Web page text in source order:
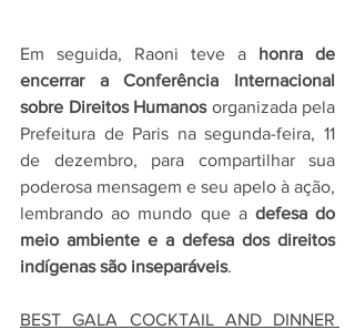
Em seguida, Raoni teve a honra de
encerrar a Conferência Internacional
sobre Direitos Humanos organizada pela
Prefeitura de Paris na segunda-feira, 11
de dezembro, para compartilhar sua
poderosa mensagem e seu apelo à ação,
lembrando ao mundo que a defesa do
meio ambiente e a defesa dos direitos
indígenas são inseparáveis.
BEST GALA COCKTAIL AND DINNER